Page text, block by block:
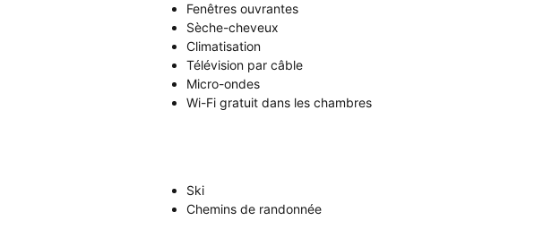
Fenêtres ouvrantes
Sèche-cheveux
Climatisation
Télévision par câble
Micro-ondes
Wi-Fi gratuit dans les chambres
Ski
Chemins de randonnée